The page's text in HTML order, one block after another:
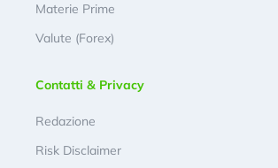
Materie Prime
Valute (Forex)
Contatti & Privacy
Redazione
Risk Disclaimer